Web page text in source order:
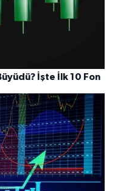
İşte İlk 10 Fon